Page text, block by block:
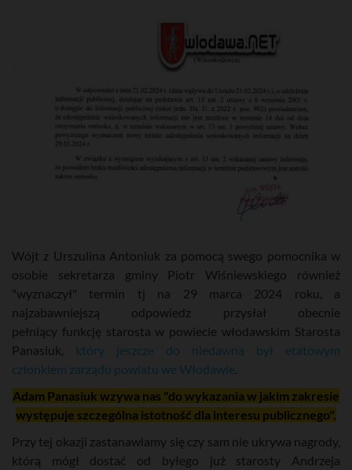
Wójt z Urszulina Antoniuk za pomocą swego pomocnika w
osobie sekretarza gminy Piotr Wiśniewskiego również
"wyznaczył" termin tj na 29 marca 2024 roku, a
najzabawniejszą odpowiedz przysłał obecnie
pełniący funkcję starosta w powiecie włodawskim Starosta
Panasiuk, który jeszcze do niedawna był etatowym
członkiem zarządu powiatu we Włodawie
Adam Panasiuk wzywa nas "do wykazania w jakim zakresie
występuje szczególna istotność dla interesu publicznego".
Przy tej okazji zastanawiamy się czy sam nie ukrywa nagrody,
którą mógł dostać od byłego już starosty Andrzeja